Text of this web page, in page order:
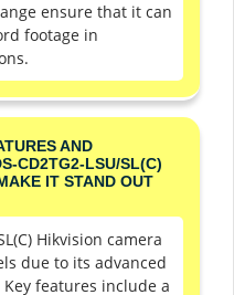
ensure that it can
footage in
AND
CD2TG2-LSU/SL(C)
IT STAND OUT
Hikvision camera
due to its advanced
features include a